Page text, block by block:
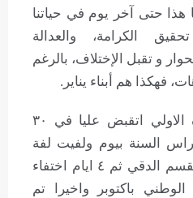
حتى آخر يوم في حياتنا
الكرامة، والعدالة
و تقبل الإختلاف، بالرغم
فهكذا هم أبناء يناير.
انا اعتقلت مرتين المرة الاولي اتقبض عليا في ٣٠
ليلة راس السنة بيوم ولفيت لفة
كده من جابر ابن حيان لقسم الدقي ثم ٤ ايام اختفاء
باكتوبر واخيرا تم